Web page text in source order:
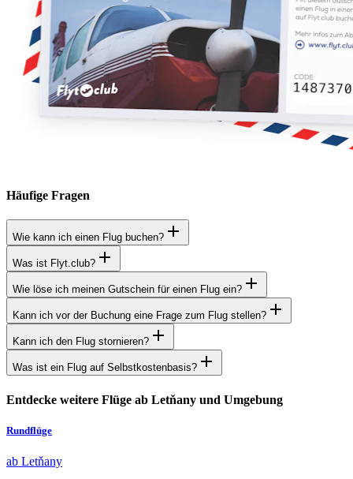
Häufige Fragen
Wie kann ich einen Flug buchen?
Was ist Flyt.club?
Wie löse ich meinen Gutschein für einen Flug ein?
Kann ich vor der Buchung eine Frage zum Flug stellen?
Kann ich den Flug stornieren?
Was ist ein Flug auf Selbstkostenbasis?
Entdecke weitere Flüge ab Letňany und Umgebung
Rundflüge
ab Letňany